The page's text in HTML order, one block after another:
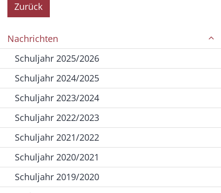
Zurück
Nachrichten
Schuljahr 2025/2026
Schuljahr 2024/2025
Schuljahr 2023/2024
Schuljahr 2022/2023
Schuljahr 2021/2022
Schuljahr 2020/2021
Schuljahr 2019/2020